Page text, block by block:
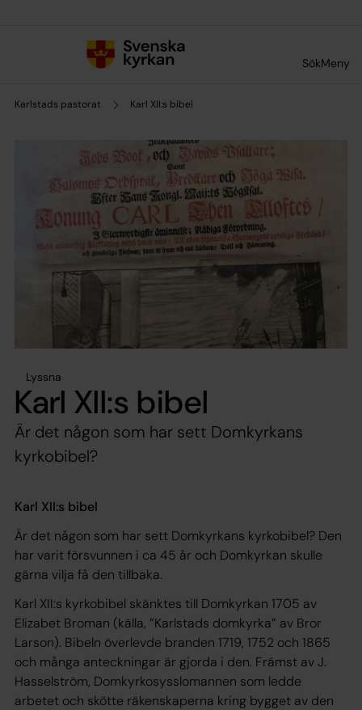
SökMeny
Karlstads pastorat Karl XII:s bibel
Lyssna
Karl XII:s bibel
Är det någon som har sett Domkyrkans
kyrkobibel?
Karl XII:s bibel
Är det någon som har sett Domkyrkans kyrkobibel? Den
har varit försvunnen i ca 45 år och Domkyrkan skulle
gärna vilja få den tillbaka.
Karl XII:s kyrkobibel skänktes till Domkyrkan 1705 av
Elizabet Broman (källa, ”Karlstads domkyrka” av Bror
Larson). Bibeln överlevde branden 1719, 1752 och 1865
och många anteckningar är gjorda i den. Främst av J.
Hasselström, Domkyrkosysslomannen som ledde
arbetet och skötte räkenskaperna kring bygget av den